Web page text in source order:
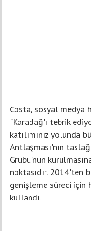
Costa, sosyal medya
"Karadağ'ı tebrik
katılımınız yolunda
Antlaşması'nın
Grubu'nun
noktasıdır. 2014'ten
genişleme süreci için
kullandı.